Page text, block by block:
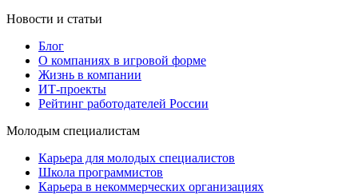
Новости и статьи
Блог
О компаниях в игровой форме
Жизнь в компании
ИТ-проекты
Рейтинг работодателей России
Молодым специалистам
Карьера для молодых специалистов
Школа программистов
Карьера в некоммерческих организациях